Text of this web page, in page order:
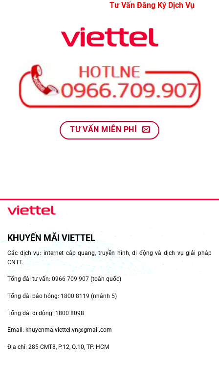
Tư Vấn Đăng Ký Dịch Vụ
TƯ VẤN MIỄN PHÍ
KHUYẾN MÃI VIETTEL
Các dịch vụ: internet cáp quang, truyền hình, di động và dịch vụ giải pháp
CNTT.
Tổng đài tư vấn: 0966 709 907 (toàn quốc)
Tổng đài báo hỏng: 1800 8119 (nhánh 5)
Tổng đài di động: 1800 8098
Email: khuyenmaiviettel.vn@gmail.com
Địa chỉ: 285 CMT8, P.12, Q.10, TP. HCM